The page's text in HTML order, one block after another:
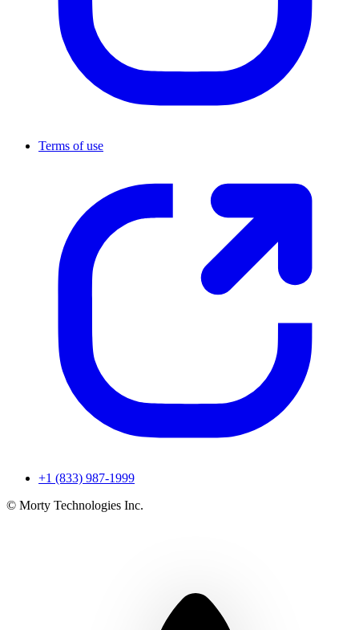
Terms of use
+1 (833) 987-1999
© Morty Technologies Inc.